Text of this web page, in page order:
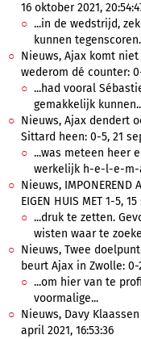
16 oktober 2021,
...in de wedstrijd,
kunnen
Nieuws, Ajax komt
wederom dé counter: 0-
...had vooral
gemakkelijk
Nieuws, Ajax dendert
Sittard heen: 0-5, 21
...was meteen heer
werkelijk h-e-l-e-m-
Nieuws, IMPONEREND
EIGEN HUIS MET 1-5,
...druk te zetten.
wisten waar te
Nieuws, Twee
beurt Ajax in Zwolle: 0-
...om hier van te
voormalige...
Nieuws, Davy
april 2021, 16:53:36